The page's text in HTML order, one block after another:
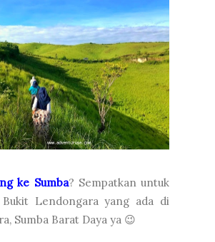
ke Sumba? Sempatkan untuk
Lendongara yang ada di
Sumba Barat Daya ya 😉